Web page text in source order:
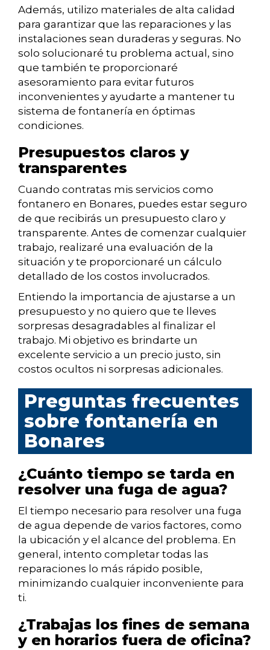
Además, utilizo materiales de alta calidad
para garantizar que las reparaciones y las
instalaciones sean duraderas y seguras. No
solo solucionaré tu problema actual, sino
que también te proporcionaré
asesoramiento para evitar futuros
inconvenientes y ayudarte a mantener tu
sistema de fontanería en óptimas
condiciones.
Presupuestos claros y
transparentes
Cuando contratas mis servicios como
fontanero en Bonares, puedes estar seguro
de que recibirás un presupuesto claro y
transparente. Antes de comenzar cualquier
trabajo, realizaré una evaluación de la
situación y te proporcionaré un cálculo
detallado de los costos involucrados.
Entiendo la importancia de ajustarse a un
presupuesto y no quiero que te lleves
sorpresas desagradables al finalizar el
trabajo. Mi objetivo es brindarte un
excelente servicio a un precio justo, sin
costos ocultos ni sorpresas adicionales.
Preguntas frecuentes
sobre fontanería en
Bonares
¿Cuánto tiempo se tarda en
resolver una fuga de agua?
El tiempo necesario para resolver una fuga
de agua depende de varios factores, como
la ubicación y el alcance del problema. En
general, intento completar todas las
reparaciones lo más rápido posible,
minimizando cualquier inconveniente para
ti.
¿Trabajas los fines de semana
y en horarios fuera de oficina?